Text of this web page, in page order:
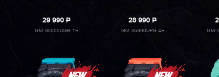
29 990P
GM-S5600UGB-1E
28 990P
GM-S5600UPG-4E GM-